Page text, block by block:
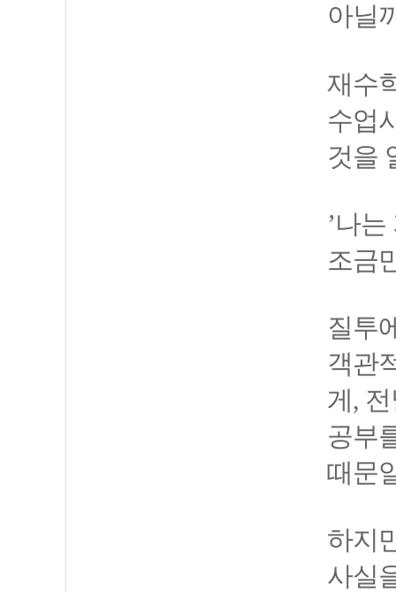
아닐
재수
수업
것을
’나
조금
질투
객관
게,
공부
때문
하지
사실